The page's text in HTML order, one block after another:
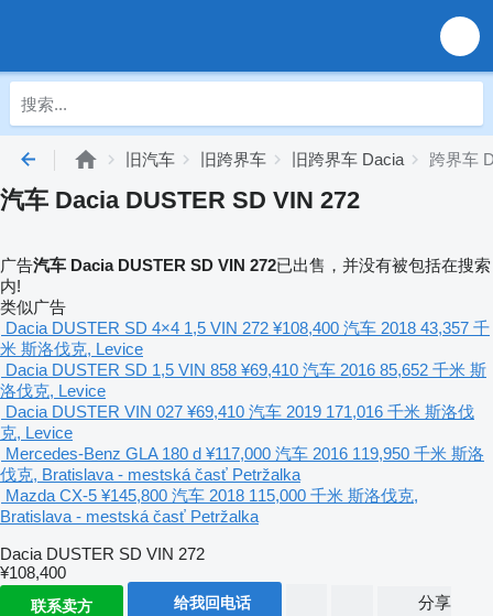
旧汽车 旧跨界车 旧跨界车 Dacia 跨界车
汽车 Dacia DUSTER SD VIN 272
广告汽车 Dacia DUSTER SD VIN 272已出售，并没有被包括在搜索
内!
类似广告
Dacia DUSTER SD 4×4 1,5 VIN 272 ¥108,400 汽车 2018 43,357 千
米 斯洛伐克, Levice
Dacia DUSTER SD 1,5 VIN 858 ¥69,410 汽车 2016 85,652 千米 斯
洛伐克, Levice
Dacia DUSTER VIN 027 ¥69,410 汽车 2019 171,016 千米 斯洛伐
克, Levice
Mercedes-Benz GLA 180 d ¥117,000 汽车 2016 119,950 千米 斯洛
伐克, Bratislava - mestská časť Petržalka
Mazda CX-5 ¥145,800 汽车 2018 115,000 千米 斯洛伐克,
Bratislava - mestská časť Petržalka
Dacia DUSTER SD VIN 272
¥108,400
联系卖方 给我回电话 分享